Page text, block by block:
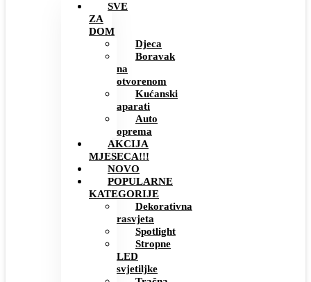
SVE
ZA
DOM
Djeca
Boravak
na
otvorenom
Kućanski
aparati
Auto
oprema
AKCIJA
MJESECA!!!
NOVO
POPULARNE
KATEGORIJE
Dekorativna
rasvjeta
Spotlight
Stropne
LED
svjetiljke